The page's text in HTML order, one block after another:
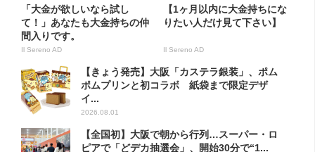
「大金が欲しいなら試し
て！」あなたも大金持ちの仲
間入りです。
Il Sereno AD
【1ヶ月以内に大金持ちにな
りたい人だけ見て下さい】
Il Sereno AD
【きょう発売】大阪「カステラ銀装」、ポム
ポムプリンと初コラボ 紙袋まで限定デザ
イ...
2026.08.01
【全国初】大阪で朝から行列…スーパー・ロ
ピアで「どデカ抽選会」、開始30分で“1...